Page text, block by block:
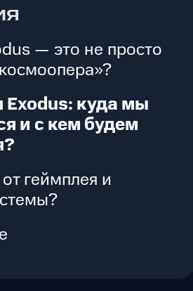
— это не просто
Exodus: куда мы
и с кем будем
геймплея и